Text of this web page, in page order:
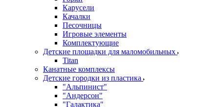
Карусели
Качалки
Песочницы
Игровые элементы
Комплектующие
Детские площадки для маломобильных
Titan
Канатные комплексы
Детские городки из пластика
"Альпинист"
"Андерсон"
"Галактика"